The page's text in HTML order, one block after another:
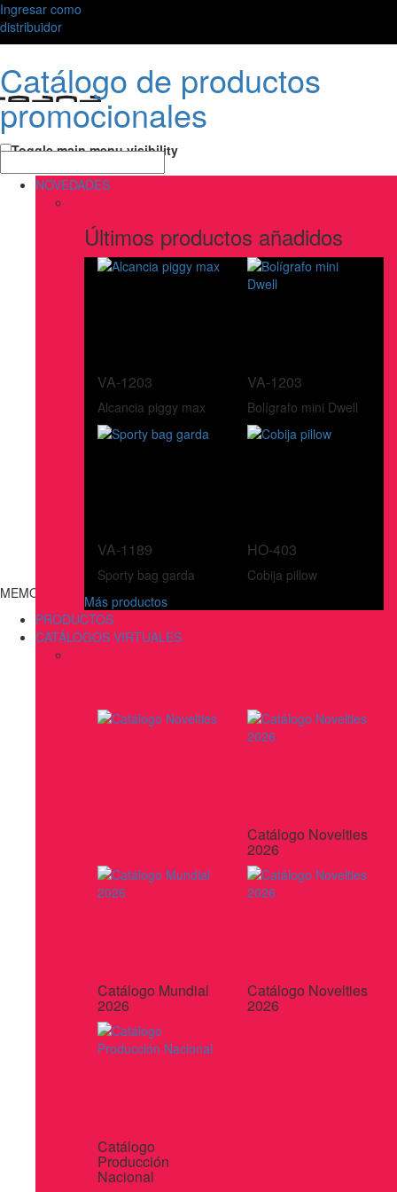
Ingresar como
distribuidor
Catálogo de productos
promocionales
Toggle main menu visibility
NOVEDADES
Últimos productos añadidos
VA-1203
Alcancia piggy max
VA-1203
Bolígrafo mini Dwell
VA-1189
Sporty bag garda
HO-403
Cobija pillow
Más productos
PRODUCTOS
CATÁLOGOS VIRTUALES
Catálogo Novelties
2026
Catálogo Mundial
2026
Catálogo Novelties
2026
Catálogo
Producción
Nacional
MEMORIAS USB